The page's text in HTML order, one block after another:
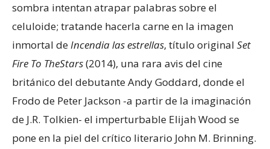
sombra intentan atrapar palabras sobre el
celuloide; tratande hacerla carne en la imagen
inmortal deIncendia las estrellas, título original Set
Fire To TheStars(2014), una rara avis del cine
británico del debutante Andy Goddard, donde el
Frodo de Peter Jackson -a partir de la imaginación
de J.R. Tolkien- el imperturbable Elijah Wood se
pone en la piel del crítico literario John M. Brinning.